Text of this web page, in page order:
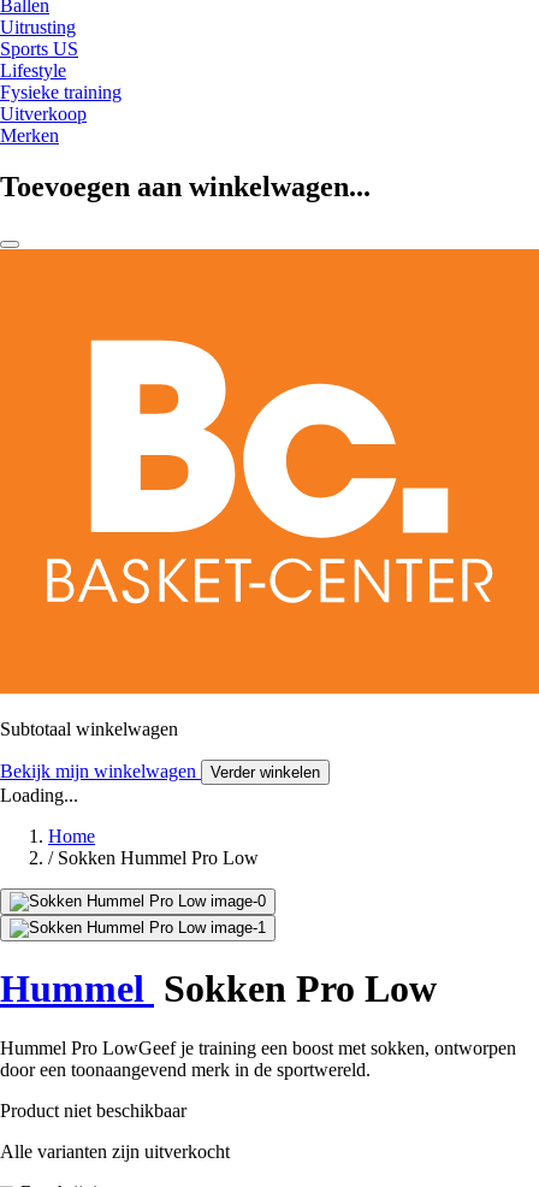
Ballen
Uitrusting
Sports US
Lifestyle
Fysieke training
Uitverkoop
Merken
Toevoegen aan winkelwagen...
Subtotaal winkelwagen
Bekijk mijn winkelwagen Verder winkelen
Loading...
Home
/ Sokken Hummel Pro Low
Hummel Sokken Pro Low
Hummel Pro LowGeef je training een boost met sokken, ontworpen
door een toonaangevend merk in de sportwereld.
Product niet beschikbaar
Alle varianten zijn uitverkocht